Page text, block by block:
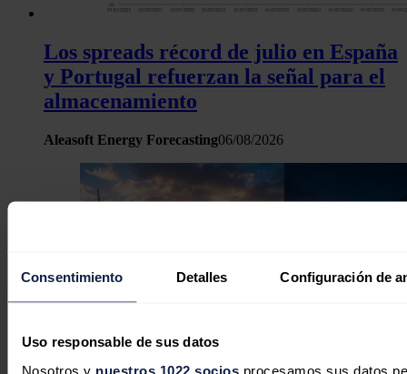
Consentimiento Detalles Configuración de
Uso responsable de sus datos
Nosotros y nuestros 1022 sociosprocesamos sus datos
Los spreads récord de julio en España
y Portugal refuerzan la señal para el
almacenamiento
Aleasoft Energy Forecasting06/08/2026